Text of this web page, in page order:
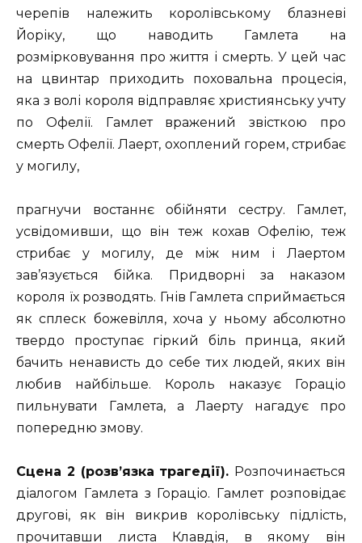
черепів належить королівському блазневі
Йоріку, що наводить Гамлета на
розмірковування про життя і смерть. У цей час
на цвинтар приходить поховальна процесія,
яка з волі короля відправляє християнську учту
по Офелії. Гамлет вражений звісткою про
смерть Офелії. Лаерт, охоплений горем, стрибає
у могилу,
прагнучи востаннє обійняти сестру. Гамлет,
усвідомивши, що він теж кохав Офелію, теж
стрибає у могилу, де між ним і Лаертом
зав’язується бійка. Придворні за наказом
короля їх розводять. Гнів Гамлета сприймається
як сплеск божевілля, хоча у ньому абсолютно
твердо проступає гіркий біль принца, який
бачить ненависть до себе тих людей, яких він
любив найбільше. Король наказує Гораціо
пильнувати Гамлета, а Лаерту нагадує про
попередню змову.
Сцена 2 (розв’язка трагедії). Розпочинається
діалогом Гамлета з Гораціо. Гамлет розповідає
другові, як він викрив королівську підлість,
прочитавши листа Клавдія, в якому він